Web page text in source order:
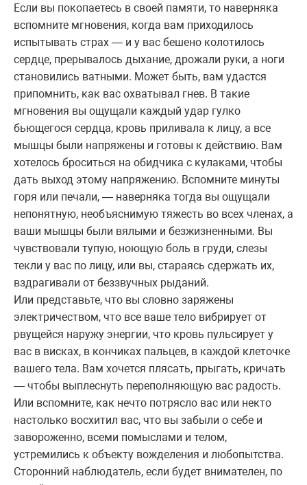
Если вы покопаетесь в своей памяти, то наверняка
вспомните мгновения, когда вам приходилось
испытывать страх — и у вас бешено колотилось
сердце, прерывалось дыхание, дрожали руки, а ноги
становились ватными. Может быть, вам удастся
припомнить, как вас охватывал гнев. В такие
мгновения вы ощущали каждый удар гулко
бьющегося сердца, кровь приливала к лицу, а все
мышцы были напряжены и готовы к действию. Вам
хотелось броситься на обидчика с кулаками, чтобы
дать выход этому напряжению. Вспомните минуты
горя или печали, — наверняка тогда вы ощущали
непонятную, необъяснимую тяжесть во всех членах, а
ваши мышцы были вялыми и безжизненными. Вы
чувствовали тупую, ноющую боль в груди, слезы
текли у вас по лицу, или вы, стараясь сдержать их,
вздрагивали от беззвучных рыданий.
Или представьте, что вы словно заряжены
электричеством, что все ваше тело вибрирует от
рвущейся наружу энергии, что кровь пульсирует у
вас в висках, в кончиках пальцев, в каждой клеточке
вашего тела. Вам хочется плясать, прыгать, кричать
— чтобы выплеснуть переполняющую вас радость.
Или вспомните, как нечто потрясло вас или некто
настолько восхитил вас, что вы забыли о себе и
завороженно, всеми помыслами и телом,
устремились к объекту вожделения и любопытства.
Сторонний наблюдатель, если будет внимателен, по